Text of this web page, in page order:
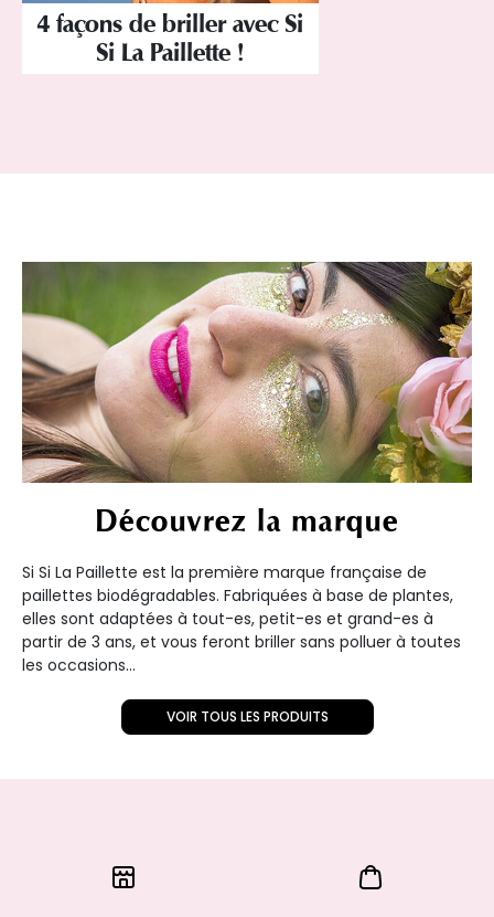
4 façons de briller avec Si
Si La Paillette !
Découvrez la marque
Si Si La Paillette est la première marque française de
paillettes biodégradables. Fabriquées à base de plantes,
elles sont adaptées à tout-es, petit-es et grand-es à
partir de 3 ans, et vous feront briller sans polluer à toutes
les occasions...
VOIR TOUS LES PRODUITS